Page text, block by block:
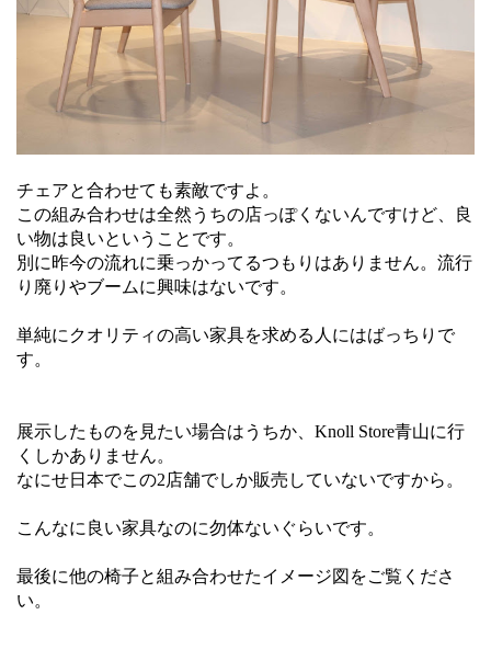
チェアと合わせても素敵ですよ。
この組み合わせは全然うちの店っぽくないんですけど、良
い物は良いということです。
別に昨今の流れに乗っかってるつもりはありません。流行
り廃りやブームに興味はないです。
単純にクオリティの高い家具を求める人にはばっちりで
す。
展示したものを見たい場合はうちか、Knoll Store青山に行
くしかありません。
なにせ日本でこの2店舗でしか販売していないですから。
こんなに良い家具なのに勿体ないぐらいです。
最後に他の椅子と組み合わせたイメージ図をご覧くださ
い。